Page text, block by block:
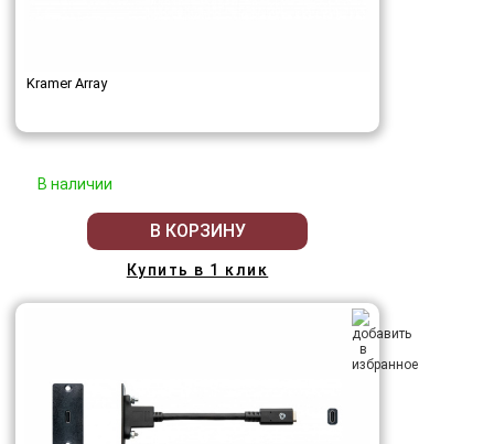
Kramer Array
В наличии
В КОРЗИНУ
Купить в 1 клик